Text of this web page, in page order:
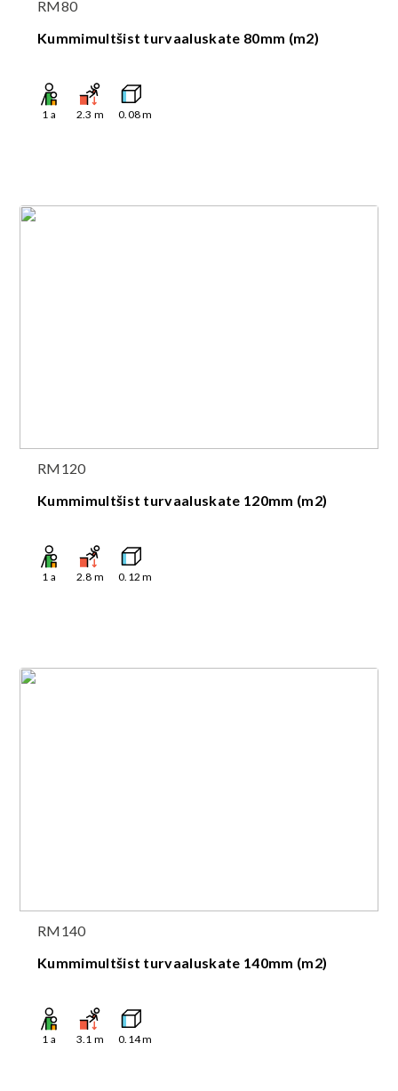
RM80
Kummimultšist turvaaluskate 80mm (m2)
1 a 2.3 m 0.08m
RM120
Kummimultšist turvaaluskate 120mm (m2)
1 a 2.8 m 0.12 m
RM140
Kummimultšist turvaaluskate 140mm (m2)
1 a 3.1 m 0.14m